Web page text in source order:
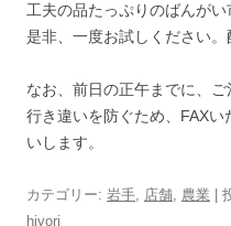
工夫の品たっぷりのばんがい
是非、一度お試しください。
なお、前日の正午までに、ご
行き違いを防ぐため、FAX
いします。
カテゴリー: 岩手, 店舗, 農業 |
hiyori